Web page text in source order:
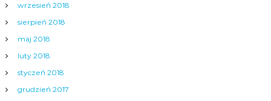
wrzesień 2018
sierpień 2018
maj 2018
luty 2018
styczeń 2018
grudzień 2017